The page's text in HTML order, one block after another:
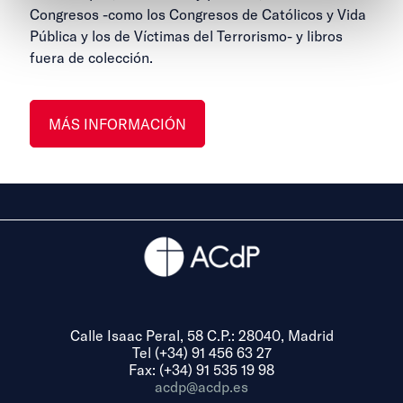
Congresos -como los Congresos de Católicos y Vida
Pública y los de Víctimas del Terrorismo- y libros
fuera de colección.
MÁS INFORMACIÓN
Calle Isaac Peral, 58 C.P.: 28040, Madrid
Tel (+34) 91 456 63 27
Fax: (+34) 91 535 19 98
acdp@acdp.es